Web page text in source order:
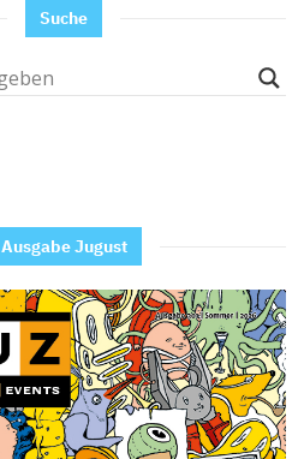
Suche
Ausgabe Jugust